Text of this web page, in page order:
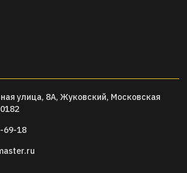
улица, 8А, Жуковский, Московская
69-18